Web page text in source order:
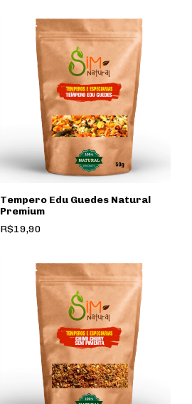
Tempero Edu Guedes Natural
Premium
R$19,90